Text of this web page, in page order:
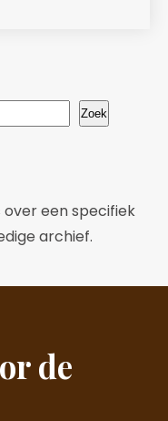
Zoek
over een specifiek
archief.
de